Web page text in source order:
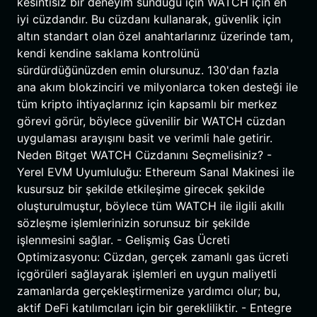
iyi cüzdandır. Bu cüzdanı kullanarak, güvenlik için
altın standart olan özel anahtarlarınız üzerinde tam,
kendi kendine saklama kontrolünü
sürdürdüğünüzden emin olursunuz. 130'dan fazla
ana akım blokzinciri ve milyonlarca token desteği ile
tüm kripto ihtiyaçlarınız için kapsamlı bir merkez
görevi görür, böylece güvenilir bir WATCH cüzdan
uygulaması arayışını basit ve verimli hale getirir.
Neden Bitget WATCH Cüzdanını Seçmelisiniz? -
Yerel EVM Uyumluluğu: Ethereum Sanal Makinesi ile
kusursuz bir şekilde etkileşime girecek şekilde
oluşturulmuştur, böylece tüm WATCH ile ilgili akıllı
sözleşme işlemlerinizin sorunsuz bir şekilde
işlenmesini sağlar. - Gelişmiş Gas Ücreti
Optimizasyonu: Cüzdan, gerçek zamanlı gas ücreti
içgörüleri sağlayarak işlemleri en uygun maliyetli
zamanlarda gerçekleştirmenize yardımcı olur; bu,
aktif DeFi katılımcıları için bir gerekliliktir. - Entegre